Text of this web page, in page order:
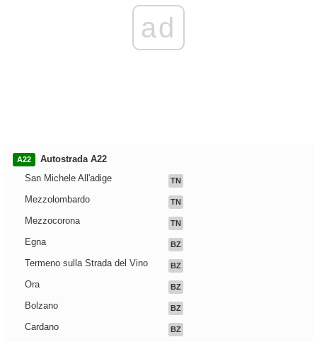
ad
A22
Autostrada A22
San Michele All'adige
TN
Mezzolombardo TN
Mezzocorona TN
Egna BZ
Termeno sulla Strada del Vino BZ
Ora BZ
Bolzano BZ
Cardano BZ